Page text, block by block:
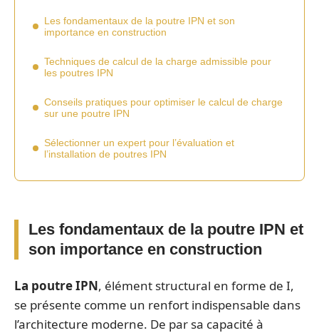
Les fondamentaux de la poutre IPN et son
importance en construction
Techniques de calcul de la charge admissible pour
les poutres IPN
Conseils pratiques pour optimiser le calcul de charge
sur une poutre IPN
Sélectionner un expert pour l’évaluation et
l’installation de poutres IPN
Les fondamentaux de la poutre IPN et
son importance en construction
La poutre IPN, élément structural en forme de I,
se présente comme un renfort indispensable dans
l’architecture moderne. De par sa capacité à